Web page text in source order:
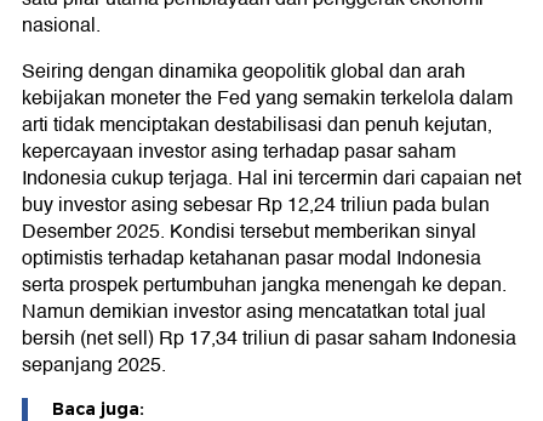
nasional.
Seiring dengan dinamika geopolitik global dan arah
kebijakan moneter the Fed yang semakin terkelola dalam
arti tidak menciptakan destabilisasi dan penuh kejutan,
kepercayaan investor asing terhadap pasar saham
Indonesia cukup terjaga. Hal ini tercermin dari capaian net
buy investor asing sebesar Rp 12,24 triliun pada bulan
Desember 2025. Kondisi tersebut memberikan sinyal
optimistis terhadap ketahanan pasar modal Indonesia
serta prospek pertumbuhan jangka menengah ke depan.
Namun demikian investor asing mencatatkan total jual
bersih (net sell) Rp 17,34 triliun di pasar saham Indonesia
sepanjang 2025.
Baca juga: